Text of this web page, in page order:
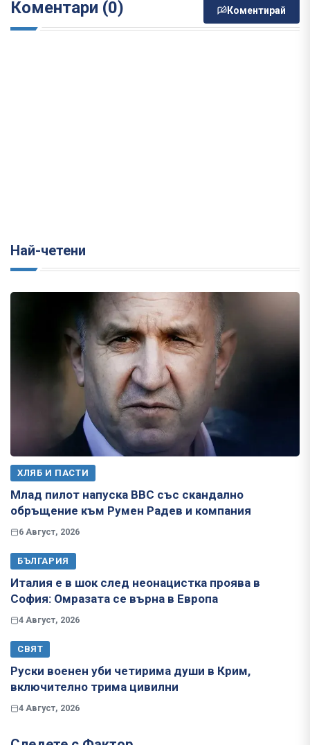
Коментари (0) Коментирай
Най-четени
ХЛЯБ И ПАСТИ
Млад пилот напуска ВВС със скандално
обръщение към Румен Радев и компания
6 Август, 2026
БЪЛГАРИЯ
Италия е в шок след неонацистка проява в
София: Омразата се върна в Европа
4 Август, 2026
СВЯТ
Руски военен уби четирима души в Крим,
включително трима цивилни
4 Август, 2026